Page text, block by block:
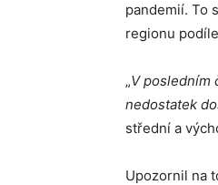
pandemií. To
regionu
„V posledním
nedostatek
střední a
Upozornil na